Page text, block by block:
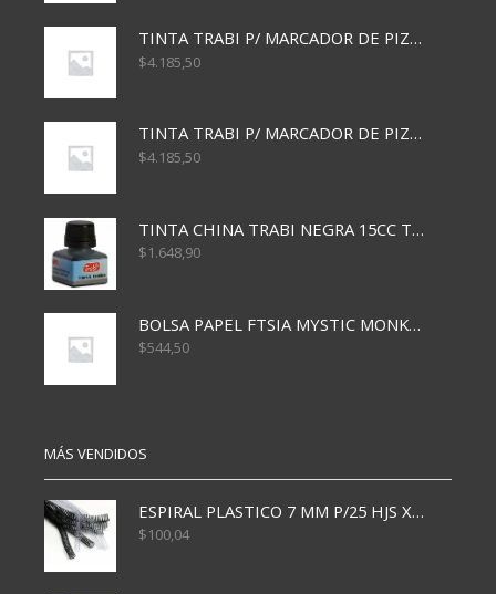
TINTA TRABI P/ MARCADOR DE PIZARRA x30ml AZUL
$4.185,50
TINTA TRABI P/ MARCADOR DE PIZARRA x30ml ROJO
$4.185,50
TINTA CHINA TRABI NEGRA 15CC TR3460
$1.648,90
BOLSA PAPEL FTSIA MYSTIC MONKEY 14/08/20
$544,50
MÁS VENDIDOS
ESPIRAL PLASTICO 7 MM P/25 HJS X50x3000
$100,04